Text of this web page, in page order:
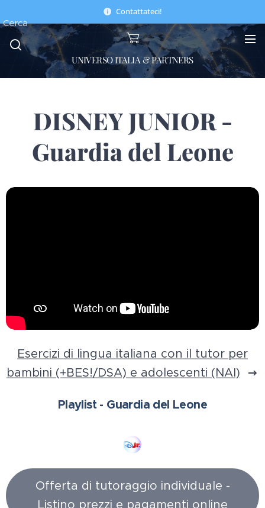
Contattateci!
UNIVERSO ITALIA & PARTNERS
Cerca
DISNEY JUNIOR -
Guardia del Leone
Esercizi di lingua italiana con il tutor per
bambini (+BES!/DSA) e adolescenti (NAI)
Playlist - Guardia del Leone
Offerta di tutoraggio individuale -
Listino prezzi e pagamenti online